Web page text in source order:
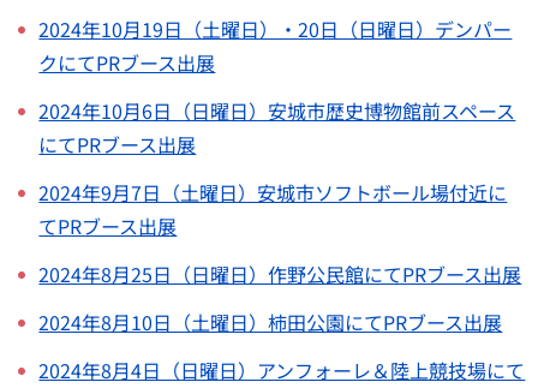
2024年10月19日（土曜日）・20日（日曜日）デンパー
クにてPRブース出展
2024年10月6日（日曜日）安城市歴史博物館前スペース
にてPRブース出展
2024年9月7日（土曜日）安城市ソフトボール場付近に
てPRブース出展
2024年8月25日（日曜日）作野公民館にてPRブース出展
2024年8月10日（土曜日）柿田公園にてPRブース出展
2024年8月4日（日曜日）アンフォーレ＆陸上競技場にて